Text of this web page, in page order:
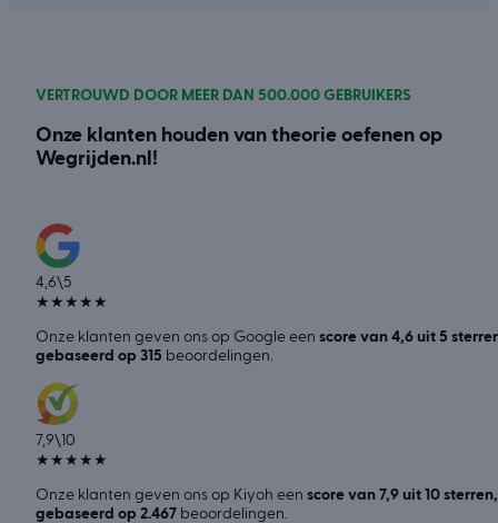
VERTROUWD DOOR MEER DAN 500.000 GEBRUIKERS
Onze klanten houden van theorie oefenen op
Wegrijden.nl!
4,6\5
★ ★ ★ ★ ★
Onze klanten geven ons op Google een score van 4,6 uit 5
gebaseerd op 315 beoordelingen.
7,9\10
★ ★ ★ ★ ★
Onze klanten geven ons op Kiyoh een score van 7,9 uit 10 sterren,
gebaseerd op 2.467 beoordelingen.